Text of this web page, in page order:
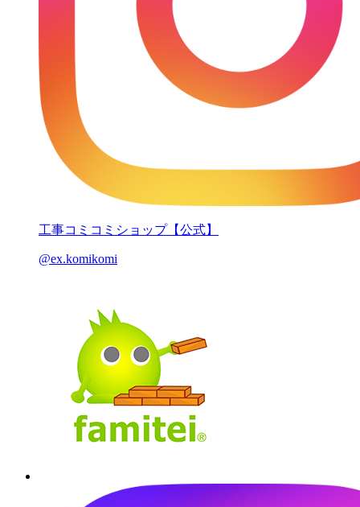
工事コミコミショップ【公式】
@ex.komikomi